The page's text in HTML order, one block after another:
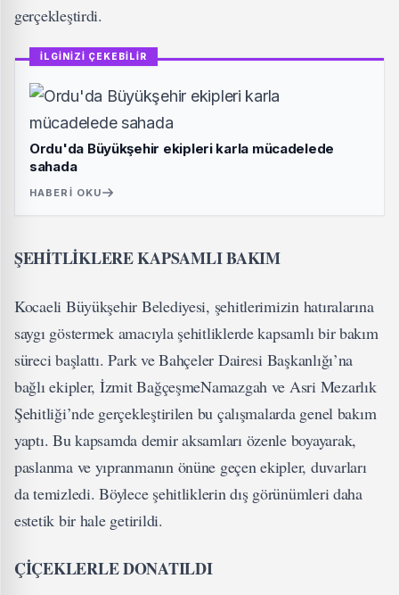
gerçekleştirdi.
İLGİNİZİ ÇEKEBİLİR
Ordu'da Büyükşehir ekipleri karla mücadelede
sahada
HABERI OKU
ŞEHİTLİKLERE KAPSAMLI BAKIM
Kocaeli Büyükşehir Belediyesi, şehitlerimizin hatıralarına
saygı göstermek amacıyla şehitliklerde kapsamlı bir bakım
süreci başlattı. Park ve Bahçeler Dairesi Başkanlığı’na
bağlı ekipler, İzmit BağçeşmeNamazgah ve Asri Mezarlık
Şehitliği’nde gerçekleştirilen bu çalışmalarda genel bakım
yaptı. Bu kapsamda demir aksamları özenle boyayarak,
paslanma ve yıpranmanın önüne geçen ekipler, duvarları
da temizledi. Böylece şehitliklerin dış görünümleri daha
estetik bir hale getirildi.
ÇİÇEKLERLE DONATILDI